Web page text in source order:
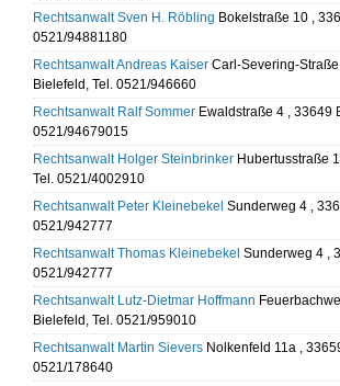
Rechtsanwalt Sven H. Röbling Bokelstraße 10 ,
0521/94881180
Rechtsanwalt Andreas Kaiser Carl-Severing-
Bielefeld, Tel. 0521/946660
Rechtsanwalt Ralf Sommer Ewaldstraße 4 , 33649
0521/94679015
Rechtsanwalt Holger Steinbrinker Hubertusstraße
Tel. 0521/4002910
Rechtsanwalt Peter Kleinebekel Sunderweg 4 ,
0521/942777
Rechtsanwalt Thomas Kleinebekel Sunderweg 4 ,
0521/942777
Rechtsanwalt Lutz-Dietmar Hoffmann
Bielefeld, Tel. 0521/959010
Rechtsanwalt Martin Sievers Nolkenfeld 11a ,
0521/178640